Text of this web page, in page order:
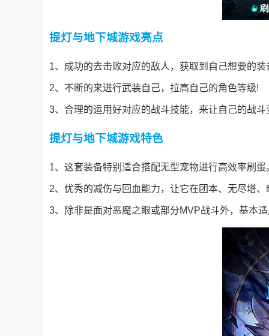
提灯与地下城游戏亮点
1、成功的去击败对应的敌人，获取到自己想要的装
2、不断的来进行武装自己，拉高自己的角色等级!
3、合理的运用好对应的战斗技能，来让自己的战斗
提灯与地下城游戏特色
1、这套装备特别适合搭配无型宠物进行高效率刷蛋
2、优秀的减伤与回血能力，让它在团本、无尽塔
3、除非是面对恶魔之眼或部分MVP战斗外，基本